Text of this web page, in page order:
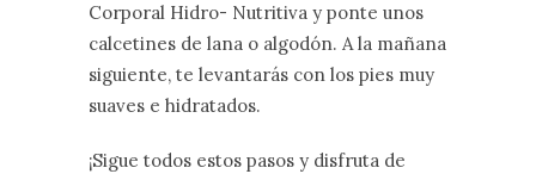
Corporal Hidro- Nutritiva y ponte unos
calcetines de lana o algodón. A la mañana
siguiente, te levantarás con los pies muy
suaves e hidratados.
¡Sigue todos estos pasos y disfruta de